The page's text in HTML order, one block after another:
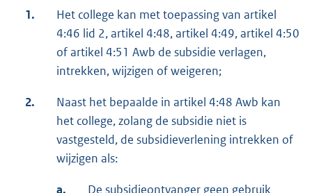
1.
Het college kan met toepassing van artikel
4:46 lid 2, artikel 4:48, artikel 4:49, artikel 4:50
of artikel 4:51 Awb de subsidie verlagen,
intrekken, wijzigen of weigeren;
2.
Naast het bepaalde in artikel 4:48 Awb kan
het college, zolang de subsidie niet is
vastgesteld, de subsidieverlening intrekken of
wijzigen als:
a.
De subsidieontvanger geen gebruik